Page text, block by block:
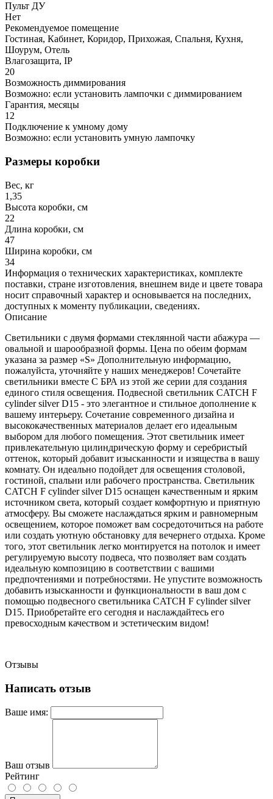
Пульт ДУ
Нет
Рекомендуемое помещение
Гостиная, Кабинет, Коридор, Прихожая, Спальня, Кухня,
Шоурум, Отель
Влагозащита, IP
20
Возможность диммирования
Возможно: если установить лампочки с диммированием
Гарантия, месяцы
12
Подключение к умному дому
Возможно: если установить умную лампочку
Размеры коробки
Вес, кг
1,35
Высота коробки, см
22
Длина коробки, см
47
Ширина коробки, см
34
Информация о технических характеристиках, комплекте
поставки, стране изготовления, внешнем виде и цвете товара
носит справочный характер и основывается на последних,
доступных к моменту публикации, сведениях.
Описание
Светильники с двумя формами стеклянной части абажура —
овальной и шарообразной формы. Цена по обеим формам
указана за размер «S» Дополнительную информацию,
пожалуйста, уточняйте у наших менеджеров! Сочетайте
светильники вместе С БРА из этой же серии для создания
единого стиля освещения. Подвесной светильник CATCH F
cylinder silver D15 - это элегантное и стильное дополнение к
вашему интерьеру. Сочетание современного дизайна и
высококачественных материалов делает его идеальным
выбором для любого помещения. Этот светильник имеет
привлекательную цилиндрическую форму и серебристый
оттенок, который добавит изысканности и изящества в вашу
комнату. Он идеально подойдет для освещения столовой,
гостиной, спальни или рабочего пространства. Светильник
CATCH F cylinder silver D15 оснащен качественным и ярким
источником света, который создает комфортную и приятную
атмосферу. Вы сможете наслаждаться ярким и равномерным
освещением, которое поможет вам сосредоточиться на работе
или создать уютную обстановку для вечернего отдыха. Кроме
того, этот светильник легко монтируется на потолок и имеет
регулируемую высоту подвеса, что позволяет вам создать
идеальную композицию в соответствии с вашими
предпочтениями и потребностями. Не упустите возможность
добавить изысканности и функциональности в ваш дом с
помощью подвесного светильника CATCH F cylinder silver
D15. Приобретайте его сегодня и наслаждайтесь его
превосходным качеством и эстетическим видом!
Отзывы
Написать отзыв
Ваше имя:
Ваш отзыв
Рейтинг